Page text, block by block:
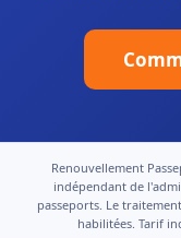
Renouvellement
indépendant de
passeports. Le
habilitées. Tarif